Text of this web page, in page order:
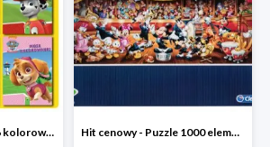
Hit cenowy - Zestaw 6 kolorowanek Hit cenowy - Puzzle 1000 elementów